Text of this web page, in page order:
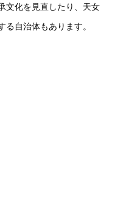
文化を見直したり、天女
自治体もあります。